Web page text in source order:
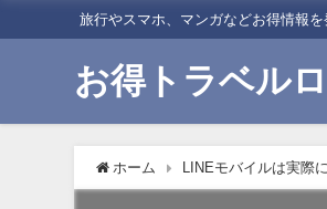
旅行やスマホ、マンガなどお得情報を
お得トラベル
ホーム LINEモバイルは実際